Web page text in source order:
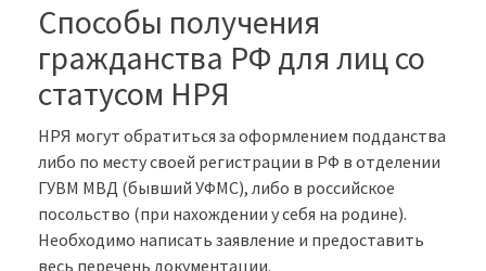
Способы получения
гражданства РФ для лиц со
статусом НРЯ
НРЯ могут обратиться за оформлением подданства
либо по месту своей регистрации в РФ в отделении
ГУВМ МВД (бывший УФМС), либо в российское
посольство (при нахождении у себя на родине).
Необходимо написать заявление и предоставить
весь перечень документации.